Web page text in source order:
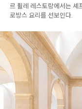
르 퓔레 레스토랑에서는 셰
로방스 요리를 선보인다.